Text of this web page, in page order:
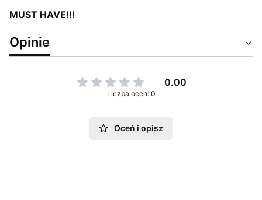
MUST HAVE!!!
Opinie
0.00
Liczba ocen: 0
Oceń i opisz